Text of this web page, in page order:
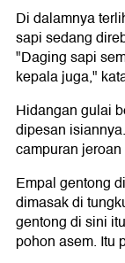
Di dalamnya
sapi sedang
"Daging sapi
kepala juga,"
Hidangan gulai
dipesan
campuran
Empal gentong
dimasak di
gentong di sini
pohon asem. Itu